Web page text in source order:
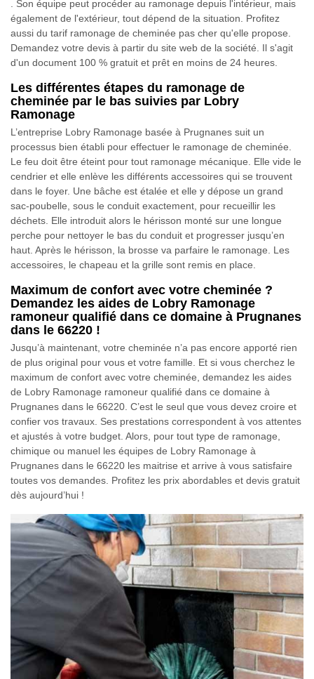
. Son équipe peut procéder au ramonage depuis l'intérieur, mais
également de l'extérieur, tout dépend de la situation. Profitez
aussi du tarif ramonage de cheminée pas cher qu'elle propose.
Demandez votre devis à partir du site web de la société. Il s'agit
d'un document 100 % gratuit et prêt en moins de 24 heures.
Les différentes étapes du ramonage de
cheminée par le bas suivies par Lobry
Ramonage
L’entreprise Lobry Ramonage basée à Prugnanes suit un
processus bien établi pour effectuer le ramonage de cheminée.
Le feu doit être éteint pour tout ramonage mécanique. Elle vide le
cendrier et elle enlève les différents accessoires qui se trouvent
dans le foyer. Une bâche est étalée et elle y dépose un grand
sac-poubelle, sous le conduit exactement, pour recueillir les
déchets. Elle introduit alors le hérisson monté sur une longue
perche pour nettoyer le bas du conduit et progresser jusqu’en
haut. Après le hérisson, la brosse va parfaire le ramonage. Les
accessoires, le chapeau et la grille sont remis en place.
Maximum de confort avec votre cheminée ?
Demandez les aides de Lobry Ramonage
ramoneur qualifié dans ce domaine à Prugnanes
dans le 66220 !
Jusqu’à maintenant, votre cheminée n’a pas encore apporté rien
de plus original pour vous et votre famille. Et si vous cherchez le
maximum de confort avec votre cheminée, demandez les aides
de Lobry Ramonage ramoneur qualifié dans ce domaine à
Prugnanes dans le 66220. C’est le seul que vous devez croire et
confier vos travaux. Ses prestations correspondent à vos attentes
et ajustés à votre budget. Alors, pour tout type de ramonage,
chimique ou manuel les équipes de Lobry Ramonage à
Prugnanes dans le 66220 les maitrise et arrive à vous satisfaire
toutes vos demandes. Profitez les prix abordables et devis gratuit
dès aujourd’hui !